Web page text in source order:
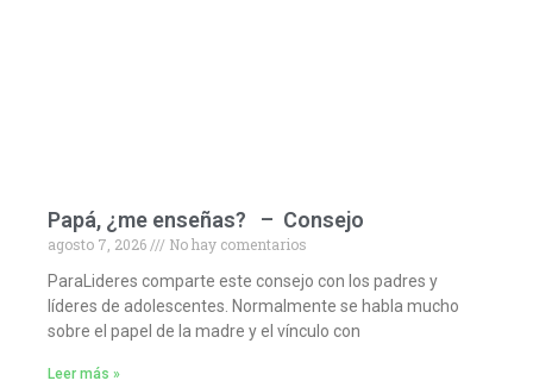
Papá, ¿me enseñas? – Consejo
agosto 7, 2026
No hay comentarios
ParaLideres comparte este consejo con los padres y
líderes de adolescentes. Normalmente se habla mucho
sobre el papel de la madre y el vínculo con
Leer más »